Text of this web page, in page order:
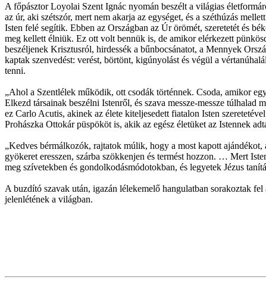
A főpásztor Loyolai Szent Ignác nyomán beszélt a világias
az úr, aki szétszór, mert nem akarja az egységet, és a széthúzás
Isten felé segítik. Ebben az Országban az Úr örömét, szeretetét és
meg kellett élniük. Ez ott volt bennük is, de amikor elérkezett
beszéljenek Krisztusról, hirdessék a bűnbocsánatot, a Mennyek
kaptak szenvedést: verést, börtönt, kigúnyolást és végül a
tenni.
„Ahol a Szentlélek működik, ott csodák történnek. Csoda, amikor
Elkezd társainak beszélni Istenről, és szava messze-messze
ez Carlo Acutis, akinek az élete kiteljesedett fiatalon Isten
Prohászka Ottokár püspököt is, akik az egész életüket az Istennek
„Kedves bérmálkozók, rajtatok múlik, hogy a most kapott
gyökeret eresszen, szárba szökkenjen és termést hozzon. … Mert
meg szívetekben és gondolkodásmódotokban, és legyetek Jézus
A buzdító szavak után, igazán lélekemelő hangulatban sorakoztak
jelenlétének a világban.